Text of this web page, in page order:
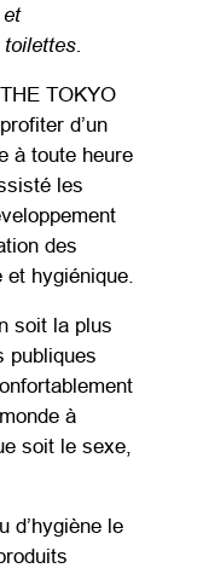
et
TOKYO
d’un
à toute heure
les
des
hygiénique.
soit la plus
publiques
à
soit le sexe,
d’hygiène le